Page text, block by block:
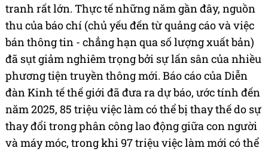
tranh rất lớn. Thực tế những năm gần đây, nguồn
thu của báo chí (chủ yếu đến từ quảng cáo và việc
bán thông tin - chẳng hạn qua số lượng xuất bản)
đã sụt giảm nghiêm trọng bởi sự lấn sân của nhiều
phương tiện truyền thông mới. Báo cáo của Diễn
đàn Kinh tế thế giới đã đưa ra dự báo, ước tính đến
năm 2025, 85 triệu việc làm có thể bị thay thế do sự
thay đổi trong phân công lao động giữa con người
và máy móc, trong khi 97 triệu việc làm mới có thể